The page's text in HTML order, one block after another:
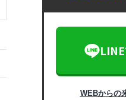
WEBからの